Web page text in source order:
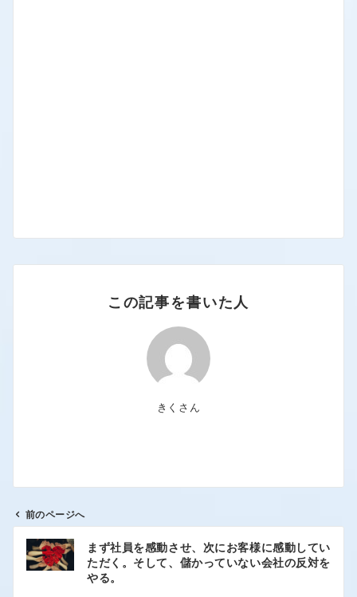
この記事を書いた人
きくさん
前のページへ
まず社員を感動させ、次にお客様に感動してい
ただく。そして、儲かっていない会社の反対を
やる。